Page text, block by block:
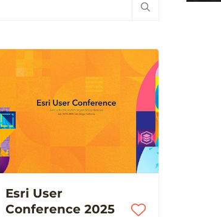
Esri User
Conference 2025